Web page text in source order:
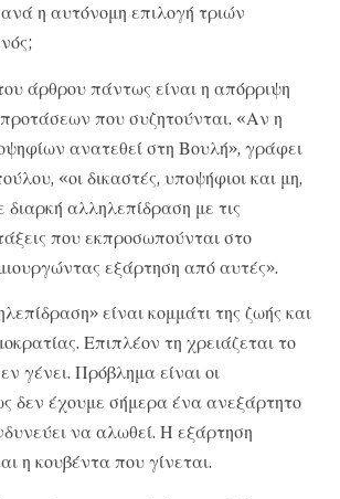
η αυτόνομη επιλογή τριών
άρθρου πάντως είναι η απόρριψη
που συζητούνται. «Αν η
ανατεθεί στη Βουλή», γράφει
«οι δικαστές, υποψήφιοι και μη,
διαρκή αλληλεπίδραση με τις
που εκπροσωπούνται στο
εξάρτηση από αυτές».
είναι κομμάτι της ζωής και
Επιπλέον τη χρειάζεται το
γένει. Πρόβλημα είναι οι
δεν έχουμε σήμερα ένα ανεξάρτητο
να αλωθεί. Η εξάρτηση
η κουβέντα που γίνεται.